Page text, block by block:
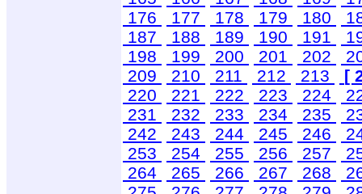
176
177 178 179 180
187
188 189 190 191
198
199 200 201 202
209
210 211 212 213
[
220
221 222 223 224
231
232 233 234 235
242
243 244 245 246
253
254 255 256 257
264
265 266 267 268